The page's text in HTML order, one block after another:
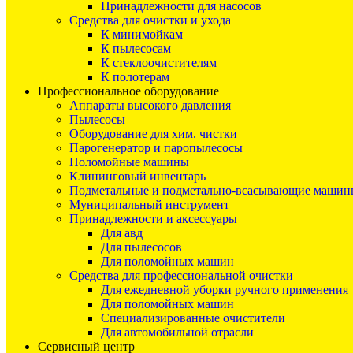
Принадлежности для насосов
Средства для очистки и ухода
К минимойкам
К пылесосам
К стеклоочистителям
К полотерам
Профессиональное оборудование
Аппараты высокого давления
Пылесосы
Оборудование для хим. чистки
Парогенератор и паропылесосы
Поломойные машины
Клининговый инвентарь
Подметальные и подметально-всасывающие
Муниципальный инструмент
Принадлежности и аксессуары
Для авд
Для пылесосов
Для поломойных машин
Средства для профессиональной очистки
Для ежедневной уборки ручного применения
Для поломойных машин
Специализированные очистители
Для автомобильной отрасли
Сервисный центр